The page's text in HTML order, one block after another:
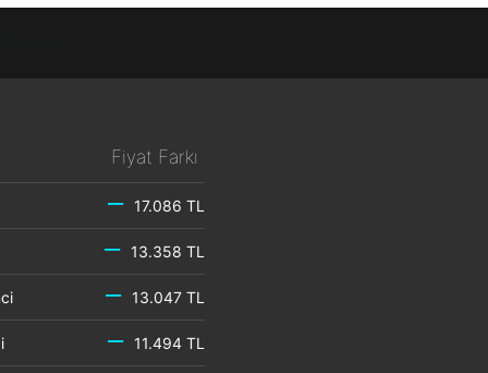
Fiyat Farkı
17.086 TL
13.358 TL
13.047 TL
11.494 TL